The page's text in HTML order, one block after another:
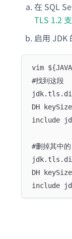
在 SQL
TLS 1.2
启用 JDK
vim
#找到这段
DH
include
#删掉其中
DH
include